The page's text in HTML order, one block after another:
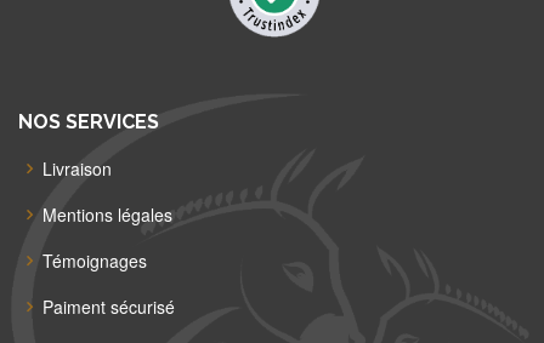
NOS SERVICES
Livraison
Mentions légales
Témoignages
Paiment sécurisé